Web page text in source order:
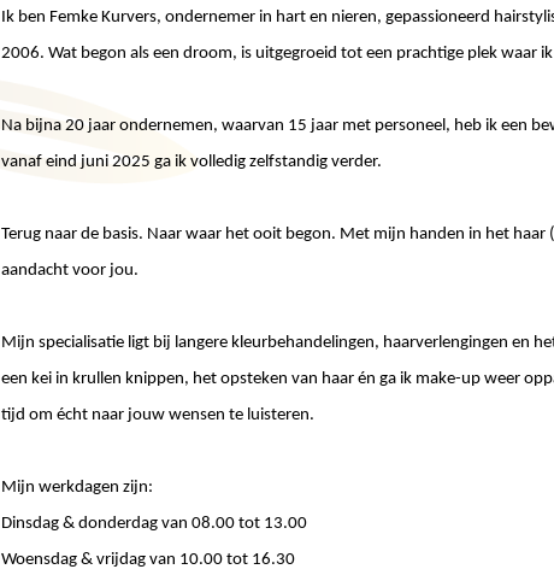
Ik ben Femke Kurvers, ondernemer in hart en nieren, gepassioneerd
2006. Wat begon als een droom, is uitgegroeid tot een prachtige plek waar
Na bijna 20 jaar ondernemen, waarvan 15 jaar met personeel, heb ik een
vanaf eind juni 2025 ga ik volledig zelfstandig verder.
Terug naar de basis. Naar waar het ooit begon. Met mijn handen in het
aandacht voor jou.
Mijn specialisatie ligt bij langere kleurbehandelingen, haarverlengingen en
een kei in krullen knippen, het opsteken van haar én ga ik make-up weer
tijd om écht naar jouw wensen te luisteren.
Mijn werkdagen zijn:
Dinsdag & donderdag van 08.00 tot 13.00
Woensdag & vrijdag van 10.00 tot 16.30